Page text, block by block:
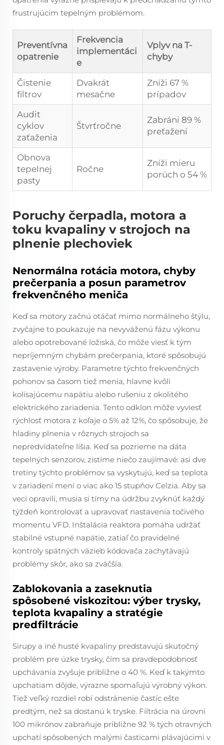
frustrujúcim tepelným problémom.
Preventívna
opatrenie
Frekvencia
implementáci
e
Vplyv na T-
chyby
Čistenie
filtrov
Dvakrát
mesačne
Zníži 67 %
prípadov
Audit
cyklov
zaťaženia
Štvrťročne
Zabráni 89 %
preťažení
Obnova
tepelnej
pasty
Ročne
Zníži mieru
porúch o 54 %
Poruchy čerpadla, motora a
toku kvapaliny v strojoch na
plnenie plechoviek
Nenormálna rotácia motora, chyby
prečerpania a posun parametrov
frekvenčného meniča
Keď sa motory začnú otáčať mimo normálneho štýlu,
zvyčajne to poukazuje na nevyváženú fázu výkonu
alebo opotrebované ložiská, čo môže viesť k tým
nepríjemným chybám prečerpania, ktoré spôsobujú
zastavenie výroby. Parametre týchto frekvenčných
pohonov sa časom tiež menia, hlavne kvôli
kolísajúcemu napätiu alebo rušeniu z okolitého
elektrického zariadenia. Tento odklon môže vyviesť
rýchlosť motora z koľaje o 5% až 12%, čo spôsobuje, že
hladiny plnenia v rôznych strojoch sa
nepredvídateľne líšia. Keď sa pozrieme na dáta
tepelných senzorov, zistíme niečo zaujímavé: asi dve
tretiny týchto problémov sa vyskytujú, keď sa teplota
v zariadení mení o viac ako 15 stupňov Celzia. Aby sa
veci opravili, musia si tímy na údržbu zvyknúť každý
týždeň kontrolovať a upravovať nastavenia točivého
momentu VFD. Inštalácia reaktora pomáha udržať
stabilné vstupné napätie, zatiaľ čo pravidelné
kontroly spätných väzieb kódovača zachytávajú
problémy skôr, ako sa zväčšia.
Zablokovania a zaseknutia
spôsobené viskozitou: výber trysky,
teplota kvapaliny a stratégie
predfiltrácie
Sirupy a iné husté kvapaliny predstavujú skutočný
problém pre úzke trysky, čím sa pravdepodobnosť
upchávania zvyšuje približne o 40 %. Keď k takýmto
upchatiam dôjde, výrazne spomaľujú výrobný výkon.
Tiež veľký rozdiel robí odstránenie častíc ešte
predtým, než sa dostanú k tryske. Filtrácia na úrovni
100 mikrónov zabraňuje približne 92 % tých otravných
upchatí spôsobených malými časticami plávajúcimi v